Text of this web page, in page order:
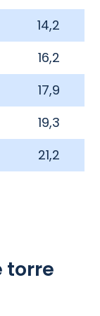
14,2
16,2
17,9
19,3
21,2
torre